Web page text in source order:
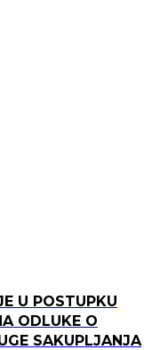
U POSTUPKU
ODLUKE O
SAKUPLJANJA